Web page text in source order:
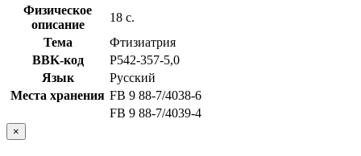
Физическое
описание
18 с.
Тема
Фтизиатрия
BBK-код
Р542-357-5,0
Язык
Русский
Места хранения FB 9 88-7/4038-6
FB 9 88-7/4039-4
×